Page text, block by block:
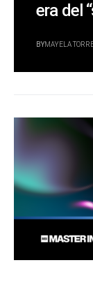
era del
BYMAYELA